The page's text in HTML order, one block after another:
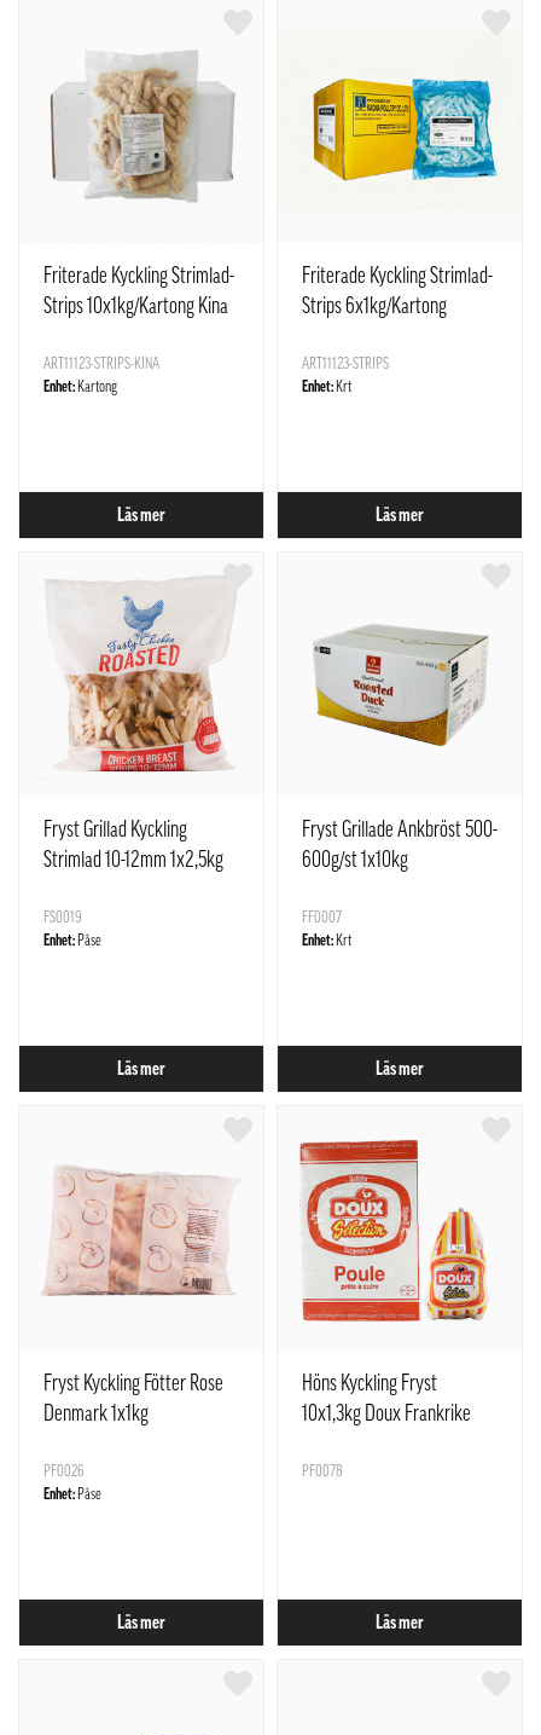
Friterade Kyckling Strimlad-
Strips 10x1kg/Kartong Kina
ART11123-STRIPS-KINA
Enhet: Kartong
Läs mer
Friterade Kyckling Strimlad-
Strips 6x1kg/Kartong
ART11123-STRIPS
Enhet: Krt
Läs mer
Fryst Grillad Kyckling
Strimlad 10-12mm 1x2,5kg
FS0019
Enhet: Påse
Läs mer
Fryst Grillade Ankbröst 500-
600g/st 1x10kg
FF0007
Enhet: Krt
Läs mer
Fryst Kyckling Fötter Rose
Denmark 1x1kg
PF0026
Enhet: Påse
Läs mer
Höns Kyckling Fryst
10x1,3kg Doux Frankrike
PF0078
Läs mer